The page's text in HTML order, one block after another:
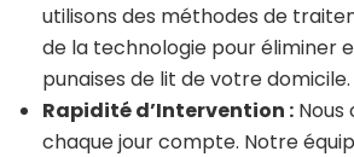
utilisons des méthodes de
de la technologie pour éliminer
punaises de lit de votre domicile.
Rapidité d’Intervention :
chaque jour compte. Notre